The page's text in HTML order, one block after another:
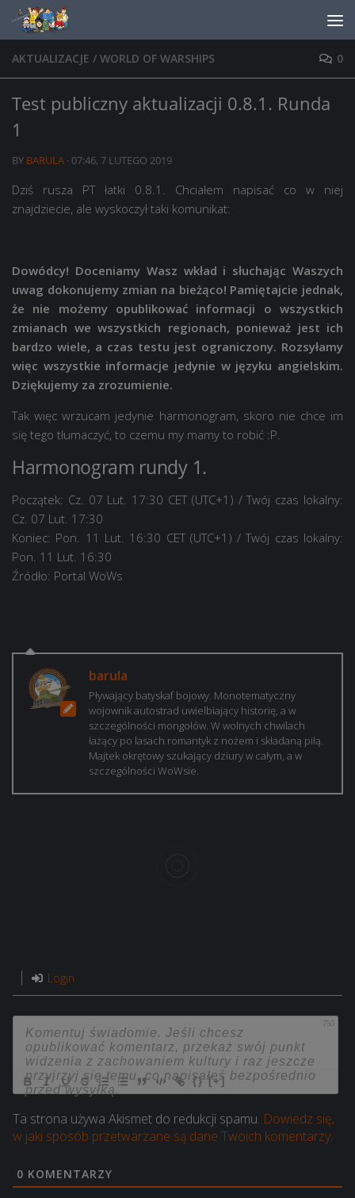
Skip to content
AKTUALIZACJE / WORLD OF WARSHIPS 0
Test publiczny aktualizacji 0.8.1. Runda
1
BY BARULA · 07:46, 7 LUTEGO 2019
Dziś rusza PT łatki 0.8.1. Chciałem napisać co w niej
znajdziecie, ale wyskoczył taki komunikat:
Dowódcy! Doceniamy Wasz wkład i słuchając Waszych
uwag dokonujemy zmian na bieżąco! Pamiętajcie jednak,
że nie możemy opublikować informacji o wszystkich
zmianach we wszystkich regionach, ponieważ jest ich
bardzo wiele, a czas testu jest ograniczony. Rozsyłamy
więc wszystkie informacje jedynie w języku angielskim.
Dziękujemy za zrozumienie.
Tak więc wrzucam jedynie harmonogram, skoro nie chce im
się tego tłumaczyć, to czemu my mamy to robić :P.
Harmonogram rundy 1.
Początek: Cz. 07 Lut. 17:30 CET (UTC+1) / Twój czas lokalny:
Cz. 07 Lut. 17:30
Koniec: Pon. 11 Lut. 16:30 CET (UTC+1)/ Twój czas lokalny:
Pon. 11 Lut. 16:30
Źródło: Portal WoWs
barula
Pływający batyskaf bojowy. Monotematyczny
wojownik autostrad uwielbiający historię, a w
szczególności mongołów. W wolnych chwilach
łażący po lasach romantyk z nożem i składaną piłą.
Majtek okrętowy szukający dziury w całym, a w
szczególności WoWsie.
Login
750
{} [+]
Ta strona używa Akismet do redukcji spamu. Dowiedz się,
w jaki sposób przetwarzane są dane Twoich komentarzy.
0 KOMENTARZY